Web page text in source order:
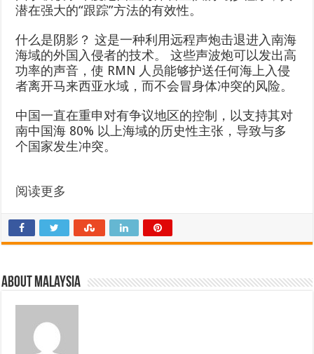
潜在强大的“跟踪”方法的有效性。
什么是阴影？ 这是一种利用远程声炮击退进入南海
海域的外国入侵者的技术。 这些声波炮可以发出高
功率的声音，使 RMN 人员能够护送任何海上入侵
者离开马来西亚水域，而不会冒身体冲突的风险。
中国一直在重申对有争议地区的控制，以支持其对
南中国海 80% 以上海域的历史性主张，导致与多
个国家发生冲突。
阅读更多
About Malaysia